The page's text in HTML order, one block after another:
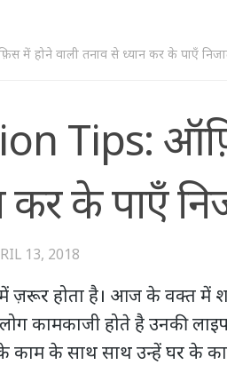
में होने वाली तनाव से ध्यान कर के पाएँ
Tips:
कर के पाएँ
13, 2018
ज़रूर होता है। आज के वक्त में
कामकाजी होते है उनकी
काम के साथ साथ उन्हें घर के